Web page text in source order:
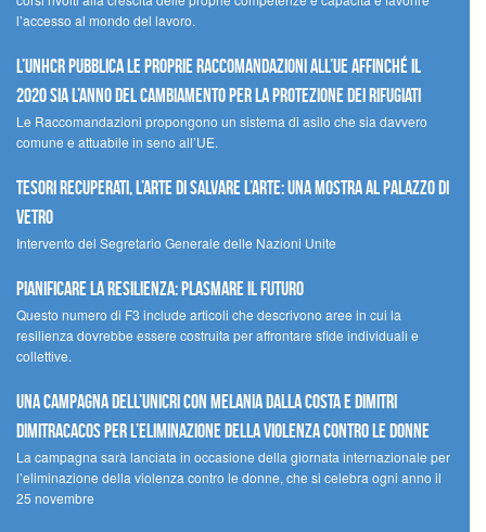
l’accesso al mondo del lavoro.
L’UNHCR pubblica le proprie raccomandazioni all’UE affinché il
2020 sia l’anno del cambiamento per la protezione dei rifugiati
Le Raccomandazioni propongono un sistema di asilo che sia davvero
comune e attuabile in seno all’UE.
Tesori recuperati, l’arte di salvare l’arte: una mostra al Palazzo di
Vetro
Intervento del Segretario Generale delle Nazioni Unite
Pianificare la resilienza: plasmare il futuro
Questo numero di F3 include articoli che descrivono aree in cui la
resilienza dovrebbe essere costruita per affrontare sfide individuali e
collettive.
Una campagna dell’UNICRI con Melania Dalla Costa e Dimitri
Dimitracacos per l’eliminazione della violenza contro le donne
La campagna sarà lanciata in occasione della giornata internazionale per
l’eliminazione della violenza contro le donne, che si celebra ogni anno il
25 novembre